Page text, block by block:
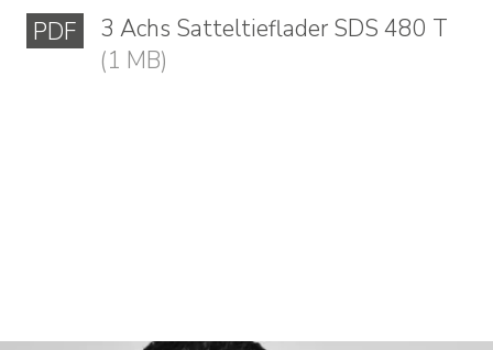
ÜBER UNS
PDF
3 Achs Satteltieflader SDS 480 T
(1 MB)